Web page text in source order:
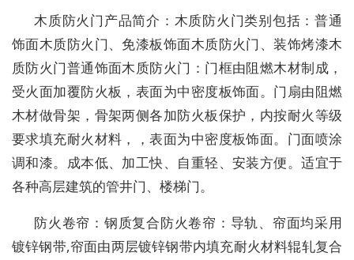
木质防火门产品简介：木质防火门类别包括：普通
饰面木质防火门、免漆板饰面木质防火门、装饰烤漆木
质防火门普通饰面木质防火门：门框由阻燃木材制成，
受火面加覆防火板，表面为中密度板饰面。门扇由阻燃
木材做骨架，骨架两侧各加防火板保护，内按耐火等级
要求填充耐火材料，，表面为中密度板饰面。门面喷涂
调和漆。成本低、加工快、自重轻、安装方便。适宜于
各种高层建筑的管井门、楼梯门。
防火卷帘：钢质复合防火卷帘：导轨、帘面均采用
镀锌钢带,帘面由两层镀锌钢带内填充耐火材料辊轧复合